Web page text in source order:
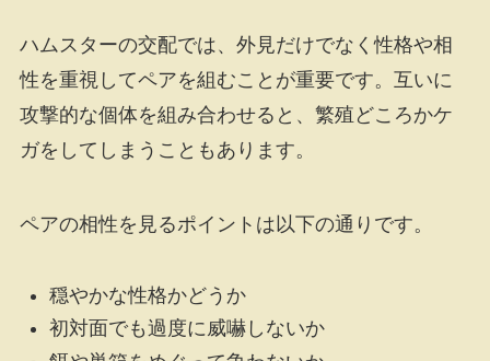
ハムスターの交配では、外見だけでなく性格や相
性を重視してペアを組むことが重要です。互いに
攻撃的な個体を組み合わせると、繁殖どころかケ
ガをしてしまうこともあります。
ペアの相性を見るポイントは以下の通りです。
穏やかな性格かどうか
初対面でも過度に威嚇しないか